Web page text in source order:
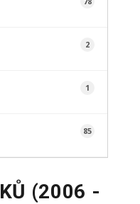
2
1
85
(2006 -